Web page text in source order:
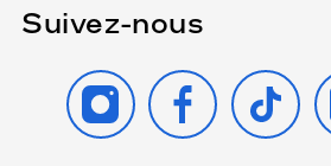
Suivez-nous
INSTAGRAMFACEBOOK
TIKTOK